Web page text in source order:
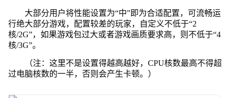
大部分用户将性能设置为“中”即为合适配置，可流畅运
行绝大部分游戏，配置较差的玩家，自定义不低于“2
核/2G”，如果游戏包过大或者游戏画质要求高，则不低于“4
核/3G”。
（注：这里不是设置得越高越好，CPU核数最高不得超
过电脑核数的一半，否则会产生卡顿。）